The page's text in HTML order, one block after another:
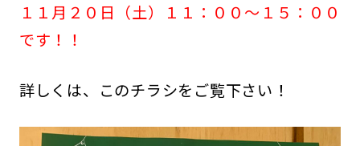
１１月２０日（土）１１：００〜１５：００
です！！
詳しくは、このチラシをご覧下さい！